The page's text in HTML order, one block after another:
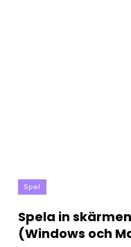
Spel
Spela in
(Windows och